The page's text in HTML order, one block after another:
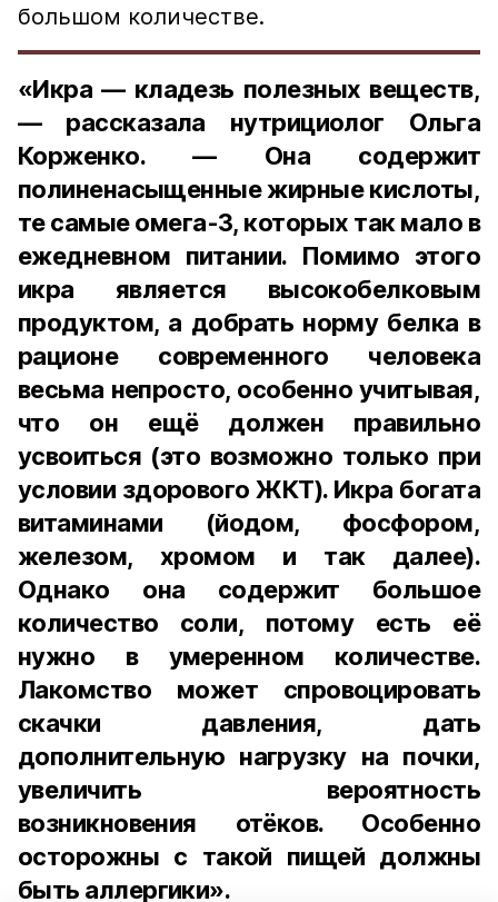
большом количестве.
«Икра — кладезь полезных веществ,
— рассказала нутрициолог Ольга
Корженко. — Она содержит
полиненасыщенные жирные кислоты,
те самые омега-3, которых так мало в
ежедневном питании. Помимо этого
икра является высокобелковым
продуктом, а добрать норму белка в
рационе современного человека
весьма непросто, особенно учитывая,
что он ещё должен правильно
усвоиться (это возможно только при
условии здорового ЖКТ). Икра богата
витаминами (йодом, фосфором,
железом, хромом и так далее).
Однако она содержит большое
количество соли, потому есть её
нужно в умеренном количестве.
Лакомство может спровоцировать
скачки давления, дать
дополнительную нагрузку на почки,
увеличить вероятность
возникновения отёков. Особенно
осторожны с такой пищей должны
быть аллергики».